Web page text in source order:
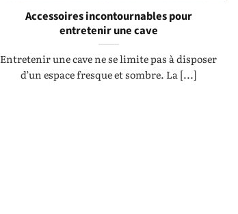
Accessoires incontournables pour
entretenir une cave
Entretenir une cave ne se limite pas à disposer
d’un espace fresque et sombre. La [...]